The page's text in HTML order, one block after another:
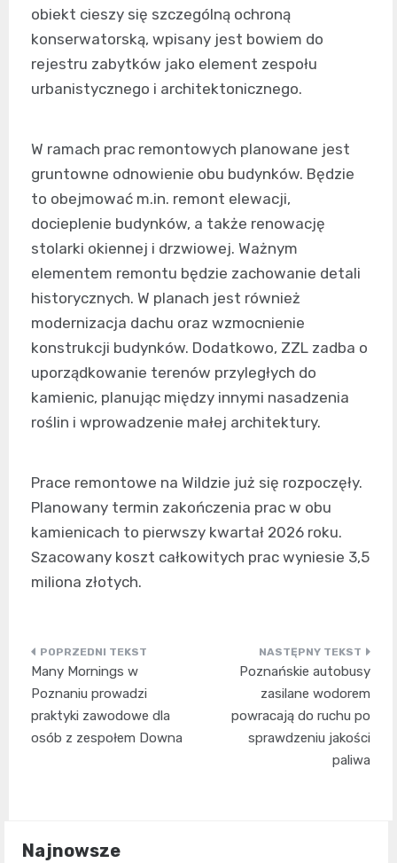
obiekt cieszy się szczególną ochroną
konserwatorską, wpisany jest bowiem do
rejestru zabytków jako element zespołu
urbanistycznego i architektonicznego.
W ramach prac remontowych planowane jest
gruntowne odnowienie obu budynków. Będzie
to obejmować m.in. remont elewacji,
docieplenie budynków, a także renowację
stolarki okiennej i drzwiowej. Ważnym
elementem remontu będzie zachowanie detali
historycznych. W planach jest również
modernizacja dachu oraz wzmocnienie
konstrukcji budynków. Dodatkowo, ZZL zadba o
uporządkowanie terenów przyległych do
kamienic, planując między innymi nasadzenia
roślin i wprowadzenie małej architektury.
Prace remontowe na Wildzie już się rozpoczęły.
Planowany termin zakończenia prac w obu
kamienicach to pierwszy kwartał 2026 roku.
Szacowany koszt całkowitych prac wyniesie 3,5
miliona złotych.
Nawigacja
wpisu
Many Mornings w
Poznaniu prowadzi
praktyki zawodowe dla
osób z zespołem Downa
Poznańskie autobusy
zasilane wodorem
powracają do ruchu po
sprawdzeniu jakości
paliwa
Najnowsze